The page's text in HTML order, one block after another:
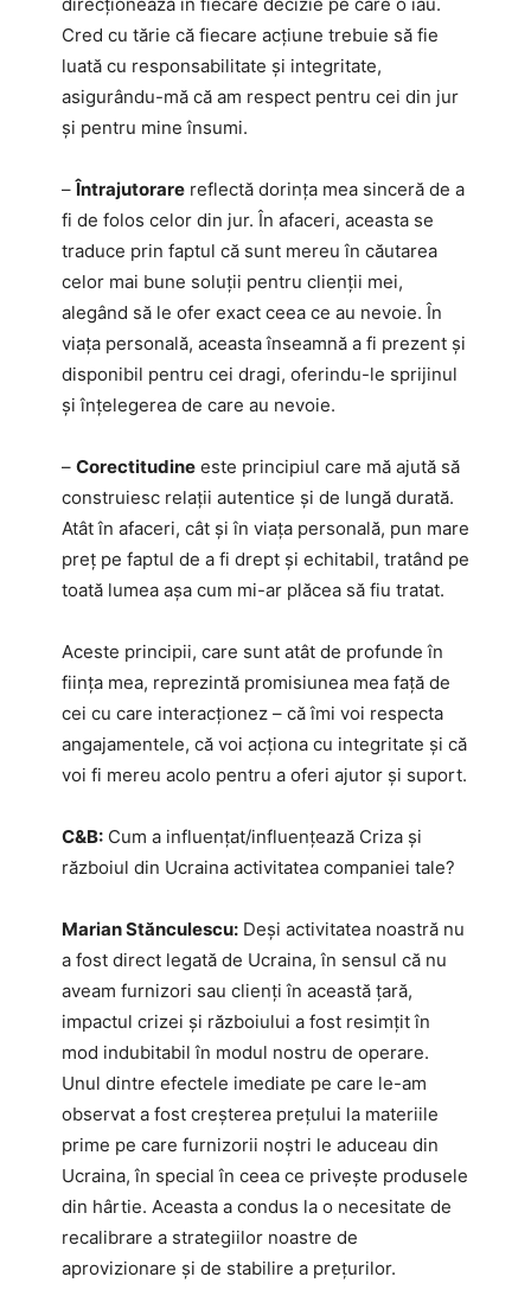
Cred cu tărie că fiecare acțiune trebuie să fie
luată cu responsabilitate și integritate,
asigurându-mă că am respect pentru cei din jur
și pentru mine însumi.
–Întrajutorare reflectă dorința mea sinceră de a
fi de folos celor din jur. În afaceri, aceasta se
traduce prin faptul că sunt mereu în căutarea
celor mai bune soluții pentru clienții mei,
alegând să le ofer exact ceea ce au nevoie. În
viața personală, aceasta înseamnă a fi prezent și
disponibil pentru cei dragi, oferindu-le sprijinul
și înțelegerea de care au nevoie.
– Corectitudine este principiul care mă ajută să
construiesc relații autentice și de lungă durată.
Atât în afaceri, cât și în viața personală, pun mare
preț pe faptul de a fi drept și echitabil, tratând pe
toată lumea așa cum mi-ar plăcea să fiu tratat.
Aceste principii, care sunt atât de profunde în
ființa mea, reprezintă promisiunea mea față de
cei cu care interacționez – că îmi voi respecta
angajamentele, că voi acționa cu integritate și că
voi fi mereu acolo pentru a oferi ajutor și suport.
C&B: Cum a influențat/influențează Criza și
războiul din Ucraina activitatea companiei tale?
Marian Stănculescu: Deși activitatea noastră nu
a fost direct legată de Ucraina, în sensul că nu
aveam furnizori sau clienți în această țară,
impactul crizei și războiului a fost resimțit în
mod indubitabil în modul nostru de operare.
Unul dintre efectele imediate pe care le-am
observat a fost creșterea prețului la materiile
prime pe care furnizorii noștri le aduceau din
Ucraina, în special în ceea ce privește produsele
din hârtie. Aceasta a condus la o necesitate de
recalibrare a strategiilor noastre de
aprovizionare și de stabilire a prețurilor.